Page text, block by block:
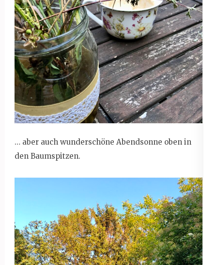
… aber auch wunderschöne Abendsonne oben in
den Baumspitzen.